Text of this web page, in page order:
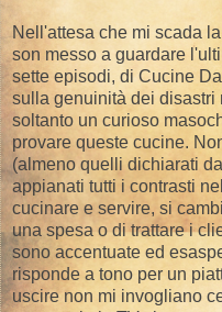
Nell'attesa che mi scada
son messo a guardare
sette episodi, di Cucine
sulla genuinità dei
soltanto un curioso
provare queste cucine.
(almeno quelli dichiarati
appianati tutti i contrasti
cucinare e servire, si
una spesa o di trattare i
sono accentuate ed
risponde a tono per un
uscire non mi invogliano